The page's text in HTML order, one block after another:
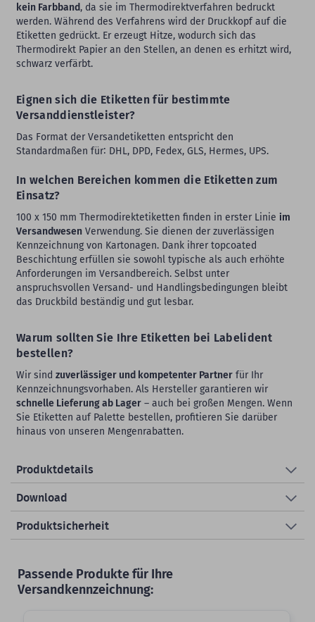
kein Farbband, da sie im Thermodirektverfahren bedruckt
werden. Während des Verfahrens wird der Druckkopf auf die
Etiketten gedrückt. Er erzeugt Hitze, wodurch sich das
Thermodirekt Papier an den Stellen, an denen es erhitzt wird,
schwarz verfärbt.
Eignen sich die Etiketten für bestimmte
Versanddienstleister?
Das Format der Versandetiketten entspricht den
Standardmaßen für∶ DHL, DPD, Fedex, GLS, Hermes, UPS.
In welchen Bereichen kommen die Etiketten zum
Einsatz?
100 x 150 mm Thermodirektetiketten finden in erster Linie im
Versandwesen Verwendung. Sie dienen der zuverlässigen
Kennzeichnung von Kartonagen. Dank ihrer topcoated
Beschichtung erfüllen sie sowohl typische als auch erhöhte
Anforderungen im Versandbereich. Selbst unter
anspruchsvollen Versand- und Handlingsbedingungen bleibt
das Druckbild beständig und gut lesbar.
Warum sollten Sie Ihre Etiketten bei Labelident
bestellen?
Wir sind zuverlässiger und kompetenter Partner für Ihr
Kennzeichnungsvorhaben. Als Hersteller garantieren wir
schnelle Lieferung ab Lager – auch bei großen Mengen. Wenn
Sie Etiketten auf Palette bestellen, profitieren Sie darüber
hinaus von unseren Mengenrabatten.
Produktdetails
Download
Produktsicherheit
Passende Produkte für Ihre
Versandkennzeichnung: